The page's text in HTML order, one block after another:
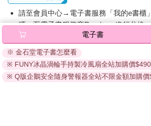
請至會員中心→電子書服務「我的e書櫃
碼』至電子書服務商Readmoo進行兌換
退換貨須知：
因版權保護，您在金石堂所購買的電子書
的閱讀軟體開啟閱讀，無法以其他閱讀器
依據「消費者保護法」第19條及行政院消
電子書
※ 金石堂電子書怎麼看
※ FUNY冰晶渦輪手持製冷風扇全站加購價$490
※ Q版企鵝安全隨身警報器全站不限金額加購價